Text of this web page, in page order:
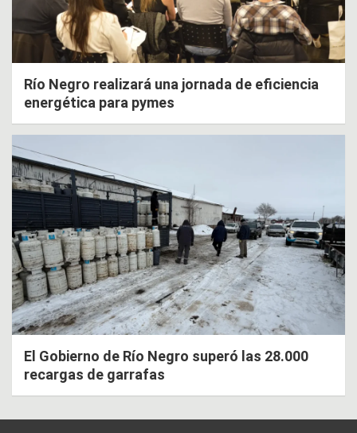
Río Negro realizará una jornada de eficiencia
energética para pymes
El Gobierno de Río Negro superó las 28.000
recargas de garrafas